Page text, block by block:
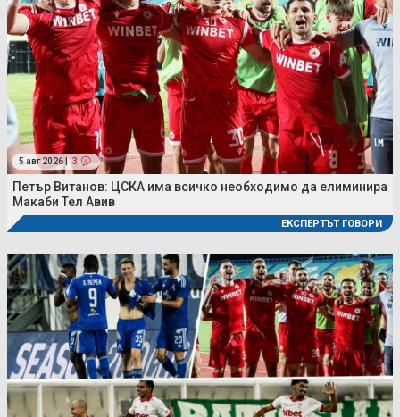
5 авг 2026 | 3
Петър Витанов: ЦСКА има всичко необходимо да елиминира
Макаби Тел Авив
ЕКСПЕРТЪТ ГОВОРИ